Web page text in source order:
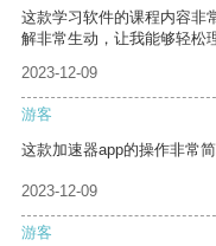
这款学习软件的课程内容非
解非常生动，让我能够轻松
2023-12-09
游客
这款加速器app的操作非常
2023-12-09
游客